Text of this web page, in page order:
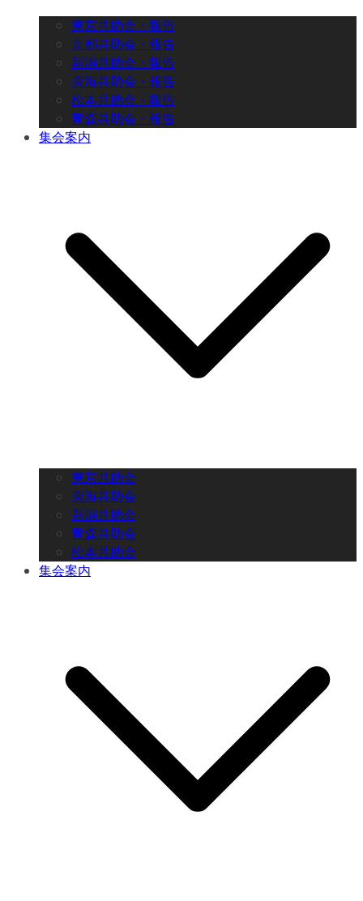
東京共助会・報告
京都共助会・報告
新潟共助会・報告
東海共助会・報告
松本共助会・報告
青森共助会・報告
集会案内
東京共助会
東海共助会
新潟共助会
青森共助会
松本共助会
集会案内